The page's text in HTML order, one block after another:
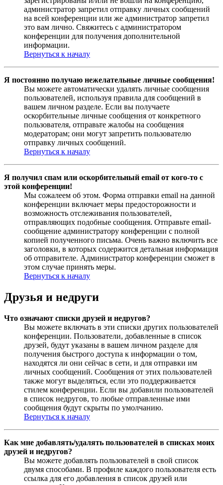
администратор запретил отправку личных сообщений
на всей конференции или же администратор запретил
это вам лично. Свяжитесь с администратором
конференции для получения дополнительной
информации.
Вернуться к началу
Я постоянно получаю нежелательные личные сообщения!
Вы можете автоматически удалять личные сообщения
пользователей, используя правила для сообщений в
вашем личном разделе. Если вы получаете
оскорбительные личные сообщения от конкретного
пользователя, отправьте жалобы на сообщения
модераторам; они могут запретить пользователю
отправку личных сообщений.
Вернуться к началу
Я получил спам или оскорбительный email от кого-то с
этой конференции!
Мы сожалеем об этом. Форма отправки email на данной
конференции включает меры предосторожности и
возможность отслеживания пользователей,
отправляющих подобные сообщения. Отправьте email-
сообщение администратору конференции с полной
копией полученного письма. Очень важно включить все
заголовки, в которых содержится детальная информация
об отправителе. Администратор конференции сможет в
этом случае принять меры.
Вернуться к началу
Друзья и недруги
Что означают списки друзей и недругов?
Вы можете включать в эти списки других пользователей
конференции. Пользователи, добавленные в список
друзей, будут указаны в вашем личном разделе для
получения быстрого доступа к информации о том,
находятся ли они сейчас в сети, и для отправки им
личных сообщений. Сообщения от этих пользователей
также могут выделяться, если это поддерживается
стилем конференции. Если вы добавили пользователей
в список недругов, то любые отправленные ими
сообщения будут скрыты по умолчанию.
Вернуться к началу
Как мне добавлять/удалять пользователей в списках моих
друзей и недругов?
Вы можете добавлять пользователей в свой список
двумя способами. В профиле каждого пользователя есть
ссылка для его добавления в список друзей или